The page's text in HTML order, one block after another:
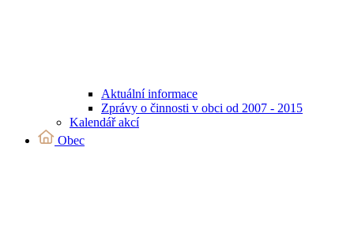
Aktuální informace
Zprávy o činnosti v obci od 2007 - 2015
Kalendář akcí
Obec